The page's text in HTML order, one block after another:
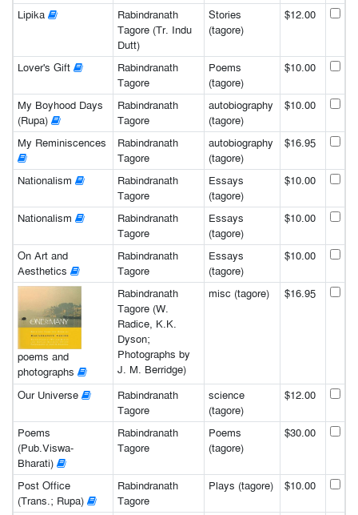
Lipika
Rabindranath
Tagore (Tr. Indu
Dutt)
Stories
(tagore)
$12.00
Lover's Gift
Rabindranath
Tagore
Poems
(tagore)
$10.00
My Boyhood Days
(Rupa)
Rabindranath
Tagore
autobiography
(tagore)
$10.00
My Reminiscences
Rabindranath
Tagore
autobiography
(tagore)
$16.95
Nationalism
Rabindranath
Tagore
Essays
(tagore)
$10.00
Nationalism
Rabindranath
Tagore
Essays
(tagore)
$10.00
On Art and
Aesthetics
Rabindranath
Tagore
Essays
(tagore)
$10.00
poems and
photographs
Rabindranath
Tagore (W.
Radice, K.K.
Dyson;
Photographs by
J. M. Berridge)
misc (tagore) $16.95
Our Universe
Rabindranath
Tagore
science
(tagore)
$12.00
Poems
(Pub.Viswa-
Bharati)
Rabindranath
Tagore
Poems
(tagore)
$30.00
Post Office
(Trans.; Rupa)
Rabindranath
Tagore
Plays (tagore) $10.00